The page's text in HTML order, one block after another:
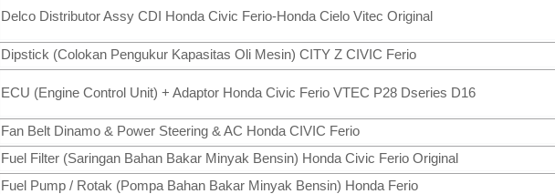
Delco Distributor Assy CDI Honda Civic Ferio-Honda Cielo Vitec Original
Dipstick (Colokan Pengukur Kapasitas Oli Mesin) CITY Z CIVIC Ferio
ECU (Engine Control Unit) + Adaptor Honda Civic Ferio VTEC P28 Dseries D16
Fan Belt Dinamo & Power Steering & AC Honda CIVIC Ferio
Fuel Filter (Saringan Bahan Bakar Minyak Bensin) Honda Civic Ferio Original
Fuel Pump / Rotak (Pompa Bahan Bakar Minyak Bensin) Honda Ferio